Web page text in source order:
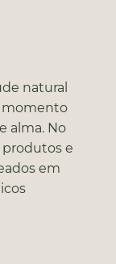
natural
momento
alma. No
produtos e
em